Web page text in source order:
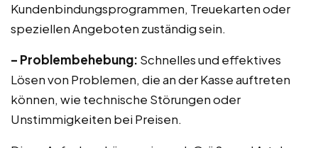
Kundenbindungsprogrammen, Treuekarten oder
speziellen Angeboten zuständig sein.
– Problembehebung: Schnelles und effektives
Lösen von Problemen, die an der Kasse auftreten
können, wie technische Störungen oder
Unstimmigkeiten bei Preisen.